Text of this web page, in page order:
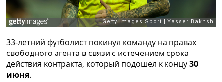
Новости футбола
Видео
Новости футбола Украины
Последние комментарии
Конкурс прогнозов
33-летний футболист покинул команду на правах
свободного агента в связи с истечением срока
действия контракта, который подошел к концу30
июня.